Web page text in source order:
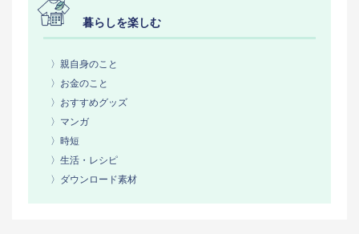
暮らしを楽しむ
〉親自身のこと
〉お金のこと
〉おすすめグッズ
〉マンガ
〉時短
〉生活・レシピ
〉ダウンロード素材